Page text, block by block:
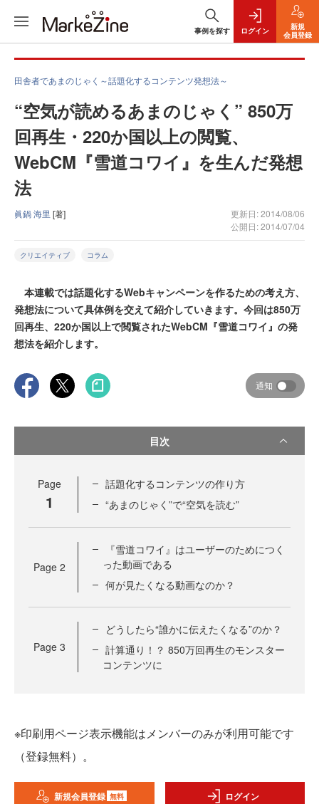
事例を探す ログイン
新規
会員登録
田舎者であまのじゃく～話題化するコンテンツ発想法～
“空気が読めるあまのじゃく” 850万
回再生・220か国以上の閲覧、
WebCM『雪道コワイ』を生んだ発想
法
眞鍋 海里 [著]
更新日: 2014/08/06
公開日: 2014/07/04
クリエイティブ コラム
本連載では話題化するWebキャンペーンを作るための考え方、
発想法について具体例を交えて紹介していきます。今回は850万
回再生、220か国以上で閲覧されたWebCM『雪道コワイ』の発
想法を紹介します。
通知
目次
Page
1
話題化するコンテンツの作り方
“あまのじゃく”で“空気を読む”
Page 2
『雪道コワイ』はユーザーのためにつく
った動画である
何が見たくなる動画なのか？
Page 3
どうしたら“誰かに伝えたくなる”のか？
計算通り！？ 850万回再生のモンスター
コンテンツに
※印刷用ページ表示機能はメンバーのみが利用可能です
（登録無料）。
新規会員登録 無料 ログイン